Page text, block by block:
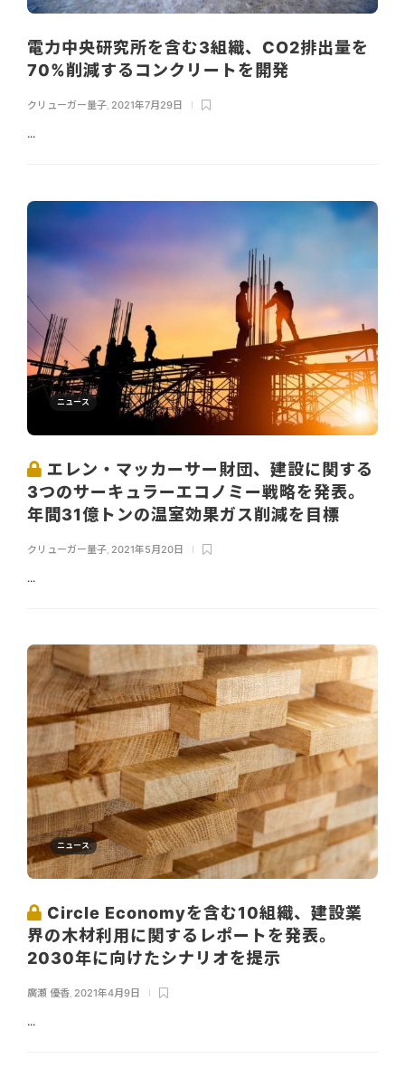
電力中央研究所を含む3組織、CO2排出量を
70%削減するコンクリートを開発
クリューガー量子 2021年7月29日
...
ニュース
エレン・マッカーサー財団、建設に関する
3つのサーキュラーエコノミー戦略を発表。
年間31億トンの温室効果ガス削減を目標
クリューガー量子 2021年5月20日
...
ニュース
Circle Economyを含む10組織、建設業
界の木材利用に関するレポートを発表。
2030年に向けたシナリオを提示
廣瀬 優香 2021年4月9日
...